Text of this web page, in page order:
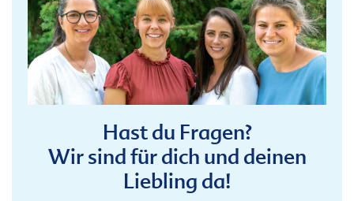
Hast du Fragen?
Wir sind für dich und deinen
Liebling da!